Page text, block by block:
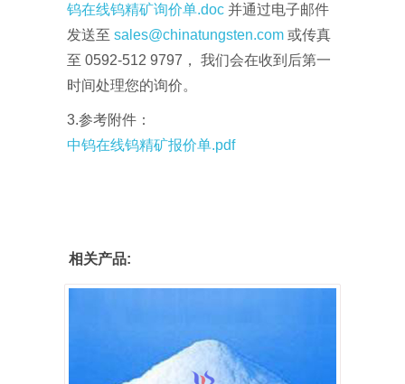
钨在线钨精矿询价单.doc 并通过电子邮件
发送至 sales@chinatungsten.com 或传真
至 0592-512 9797， 我们会在收到后第一
时间处理您的询价。
3.参考附件：
中钨在线钨精矿报价单.pdf
相关产品: